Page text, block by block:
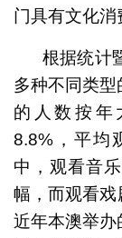
门具有文化消
根据统计
多种不同类
的人数按年
8.8%，平均
中，观看音
幅，而观看戏
近年本澳举